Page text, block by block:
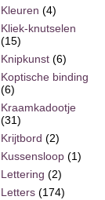
Kleuren (4)
Kliek-knutselen
(15)
Knipkunst (6)
Koptische binding
(6)
Kraamkadootje
(31)
Krijtbord (2)
Kussensloop (1)
Lettering (2)
Letters (174)